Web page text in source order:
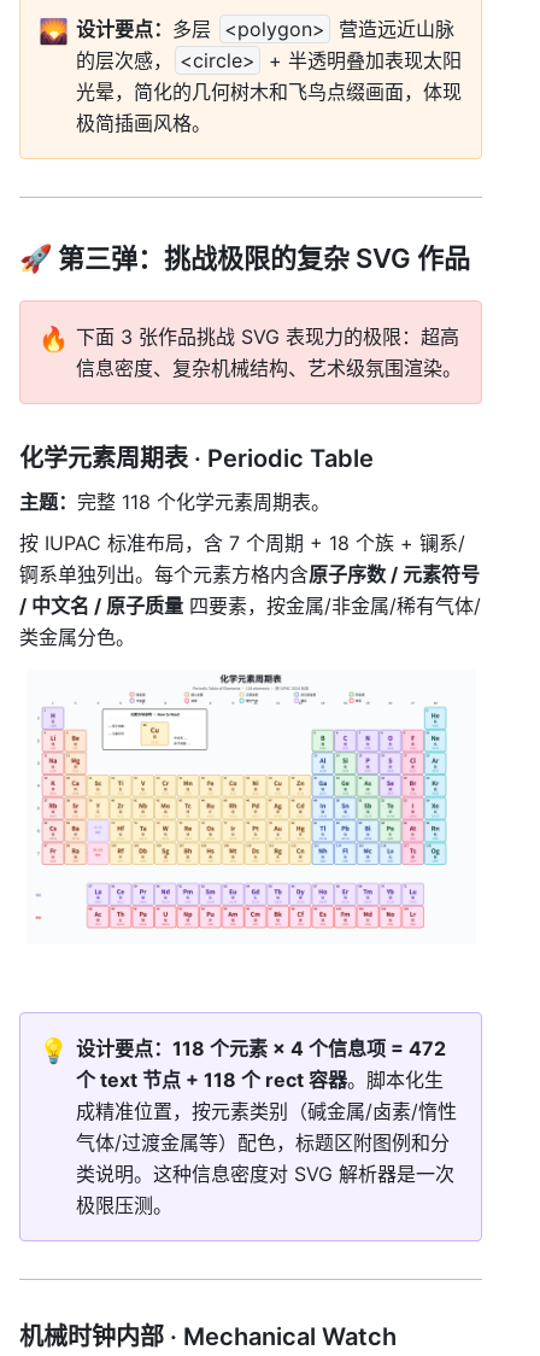
🌄 设计要点： 多层 <polygon>
营造远近山脉
的层次感，
<circle>
+ 半透明叠加表现太阳
光晕，简化的几何树木和飞鸟点缀画面，体现
极简插画风格。
🚀 第三弹：挑战极限的复杂 SVG 作品
🔥 下面 3 张作品挑战 SVG 表现力的极限：超高
信息密度、复杂机械结构、艺术级氛围渲染。
化学元素周期表 · Periodic Table
主题： 完整 118 个化学元素周期表。
按 IUPAC 标准布局，含 7 个周期 + 18 个族 + 镧系/
锕系单独列出。每个元素方格内含原子序数 / 元素符号
/ 中文名 / 原子质量 四要素，按金属/非金属/稀有气体/
类金属分色。
💡 设计要点：118 个元素 × 4 个信息项 = 472
个 text 节点 + 118 个 rect 容器。脚本化生
成精准位置，按元素类别（碱金属/卤素/惰性
气体/过渡金属等）配色，标题区附图例和分
类说明。这种信息密度对 SVG 解析器是一次
极限压测。
机械时钟内部 · Mechanical Watch